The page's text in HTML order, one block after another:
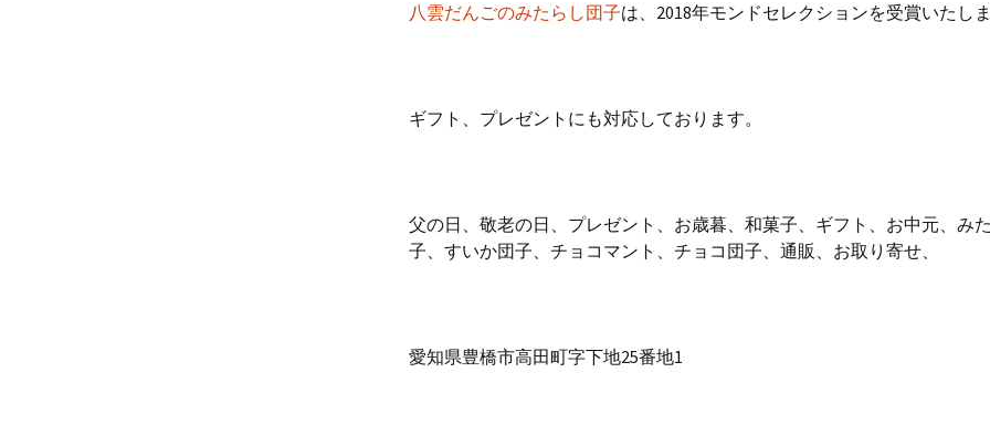
八雲だんごのみたらし団子は、2018年モンドセレクションを受賞いたしま
ギフト、プレゼントにも対応しております。
父の日、敬老の日、プレゼント、お歳暮、和菓子、ギフト、お中元、み
子、すいか団子、チョコマント、チョコ団子、通販、お取り寄せ、
愛知県豊橋市高田町字下地25番地1